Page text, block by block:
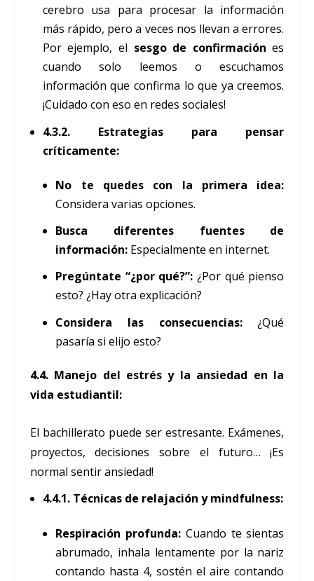
cerebro usa para procesar la información
más rápido, pero a veces nos llevan a errores.
Por ejemplo, el sesgo de confirmación es
cuando solo leemos o escuchamos
información que confirma lo que ya creemos.
¡Cuidado con eso en redes sociales!
4.3.2. Estrategias para pensar
críticamente:
No te quedes con la primera idea:
Considera varias opciones.
Busca diferentes fuentes de
información: Especialmente en internet.
Pregúntate “¿por qué?”: ¿Por qué pienso
esto? ¿Hay otra explicación?
Considera las consecuencias:¿Qué
pasaría si elijo esto?
4.4. Manejo del estrés y la ansiedad en la
vida estudiantil:
El bachillerato puede ser estresante. Exámenes,
proyectos, decisiones sobre el futuro… ¡Es
normal sentir ansiedad!
4.4.1. Técnicas de relajación y mindfulness:
Respiración profunda:Cuando te sientas
abrumado, inhala lentamente por la nariz
contando hasta 4, sostén el aire contando